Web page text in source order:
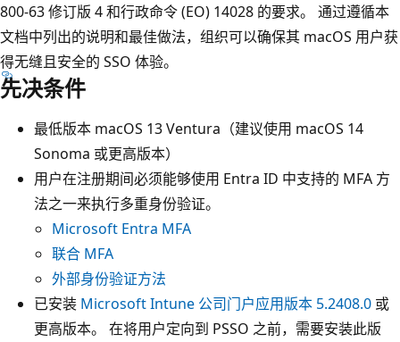
800-63 修订版 4 和行政命令 (EO) 14028 的要求。 通过遵循本
文档中列出的说明和最佳做法，组织可以确保其 macOS 用户获
得无缝且安全的 SSO 体验。
先决条件
最低版本 macOS 13 Ventura（建议使用 macOS 14
Sonoma 或更高版本）
用户在注册期间必须能够使用 Entra ID 中支持的 MFA 方
法之一来执行多重身份验证。
Microsoft Entra MFA
联合 MFA
外部身份验证方法
已安装 Microsoft Intune 公司门户应用版本 5.2408.0 或
更高版本。 在将用户定向到 PSSO 之前，需要安装此版